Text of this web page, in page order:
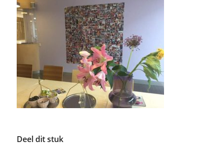
Deel dit stuk